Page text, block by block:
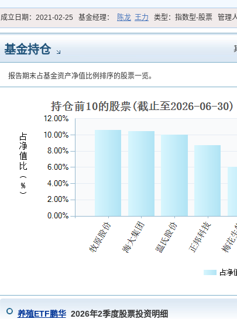
成立日期： 2021-02-25 基金经理： 陈龙 王力 类型： 指数型-股票 管理人
基金持仓
报告期末占基金资产净值比例排序的股票一览。
养殖ETF鹏华2026年2季度股票投资明细